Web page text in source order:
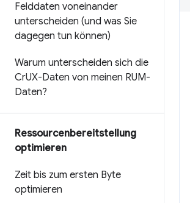
Felddaten voneinander
unterscheiden (und was Sie
dagegen tun können)
Warum unterscheiden sich die
CrUX-Daten von meinen RUM-
Daten?
Ressourcenbereitstellung
optimieren
Zeit bis zum ersten Byte
optimieren